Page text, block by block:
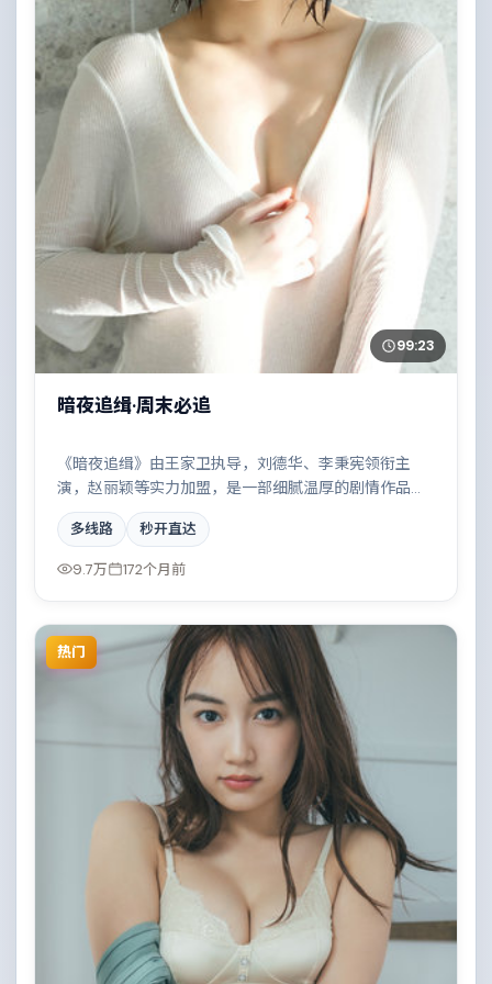
99:23
暗夜追缉·周末必追
《暗夜追缉》由王家卫执导，刘德华、李秉宪领衔主
演，赵丽颖等实力加盟，是一部细腻温厚的剧情作品。
故事主要发生在加拿大，两条时间线交错推进，真相直
至最后一刻揭晓。影片在视听语言与叙事节奏上均有突
破，适合喜欢深度叙事的观众。
多线路 秒开直达
9.7万 172个月前
热门